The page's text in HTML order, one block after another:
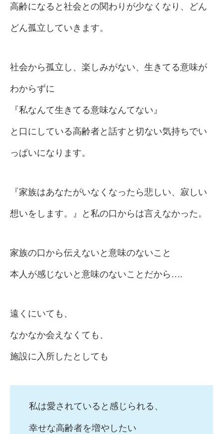
高齢になると社会との関わりが少なくなり、どん
どん孤立していきます。
社会から孤立し、楽しみがない、生きてる意味が
わからずに
『私なんて生きてる意味なんてない』
と口にしている高齢者と話すと切ない気持ちでい
っぱいになります。
『家族はあなたがいなくなったら悲しい、寂しい
想いをします。』と私の口からは言えなかった。
家族の口から伝えないと意味のないこと
本人が感じないと意味のないことだから….
遠くにいても、
なかなか会えなくても、
施設に入所したとしても
私は愛されていると感じられる、
幸せな高齢者を増やしたい